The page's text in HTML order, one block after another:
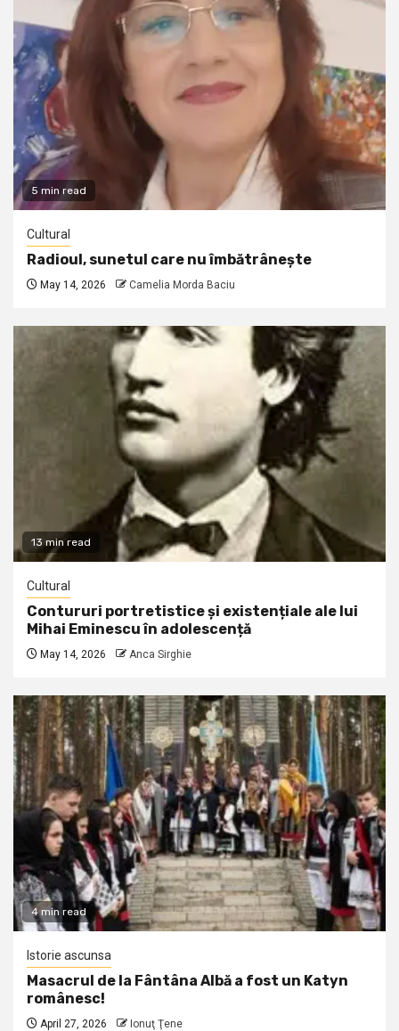
5 min read
Cultural
Radioul, sunetul care nu îmbătrânește
May 14, 2026 Camelia Morda Baciu
13 min read
Cultural
Contururi portretistice și existențiale ale lui
Mihai Eminescu în adolescență
May 14, 2026 Anca Sirghie
4 min read
Istorie ascunsa
Masacrul de la Fântâna Albă a fost un Katyn
românesc!
April 27, 2026 Ionuţ Ţene